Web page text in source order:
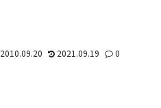
2010.09.20 2021.09.19 0